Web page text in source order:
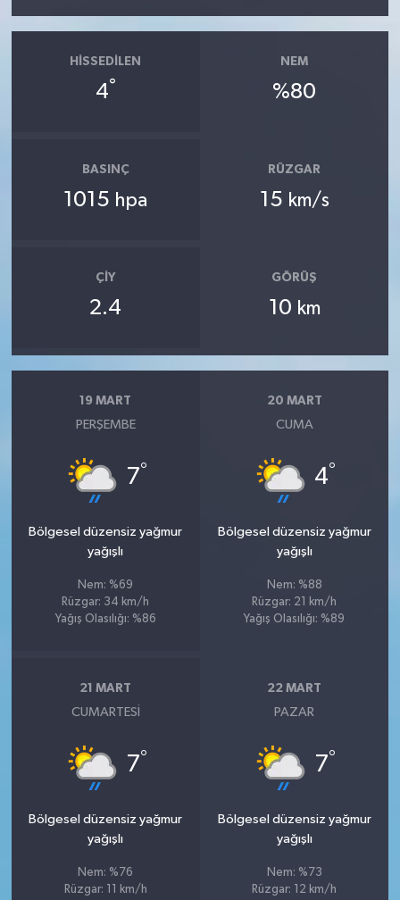
HISSEDILEN
4°
NEM
%80
BASINÇ
1015 hpa
RÜZGAR
15 km/s
ÇIY
2.4
GÖRÜŞ
10 km
19 MART
PERŞEMBE
7°
Bölgesel düzensiz yağmur
yağışlı
Nem: %69
Rüzgar: 34 km/h
Yağış Olasılığı: %86
20 MART
CUMA
4°
Bölgesel düzensiz yağmur
yağışlı
Nem: %88
Rüzgar: 21 km/h
Yağış Olasılığı: %89
21 MART
CUMARTESI
7°
Bölgesel düzensiz yağmur
yağışlı
Nem: %76
Rüzgar: 11 km/h
22 MART
PAZAR
7°
Bölgesel düzensiz yağmur
yağışlı
Nem: %73
Rüzgar: 12 km/h